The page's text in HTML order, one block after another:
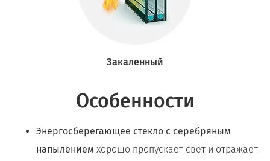
Закаленный
Особенности
Энергосберегающее стекло с серебряным
напылением хорошо пропускает свет и отражает